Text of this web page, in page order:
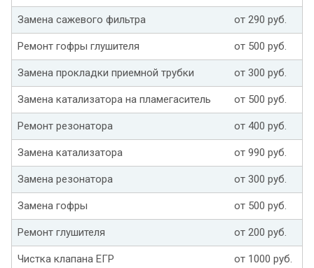
Замена сажевого фильтра от 290 руб.
Ремонт гофры глушителя от 500 руб.
Замена прокладки приемной трубки от 300 руб.
Замена катализатора на пламегаситель от 500 руб.
Ремонт резонатора от 400 руб.
Замена катализатора от 990 руб.
Замена резонатора от 300 руб.
Замена гофры от 500 руб.
Ремонт глушителя от 200 руб.
Чистка клапана ЕГР от 1000 руб.